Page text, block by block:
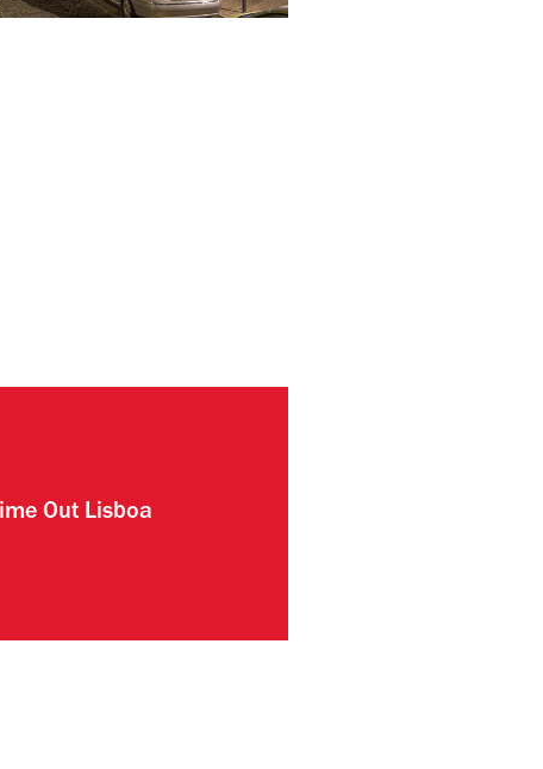
Out Lisboa